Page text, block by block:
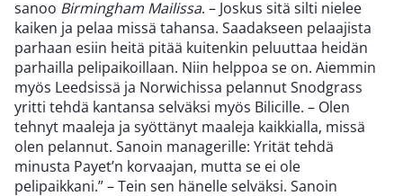
sanoo Birmingham Mailissa. – Joskus sitä silti nielee
kaiken ja pelaa missä tahansa. Saadakseen pelaajista
parhaan esiin heitä pitää kuitenkin peluuttaa heidän
parhailla pelipaikoillaan. Niin helppoa se on. Aiemmin
myös Leedsissä ja Norwichissa pelannut Snodgrass
yritti tehdä kantansa selväksi myös Bilicille. – Olen
tehnyt maaleja ja syöttänyt maaleja kaikkialla, missä
olen pelannut. Sanoin managerille: Yrität tehdä
minusta Payet’n korvaajan, mutta se ei ole
pelipaikkani.” – Tein sen hänelle selväksi. Sanoin